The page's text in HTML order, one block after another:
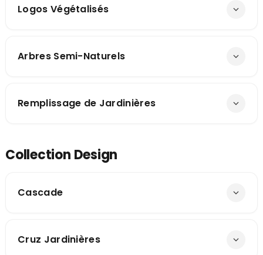
Logos Végétalisés
Arbres Semi-Naturels
Remplissage de Jardinières
Collection Design
Cascade
Cruz Jardinières